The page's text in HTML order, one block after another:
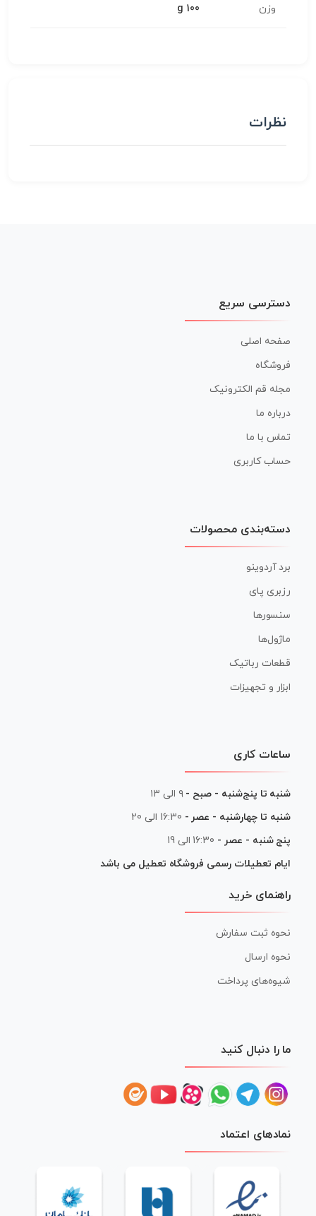
وزن 100 g
نظرات
دسترسی سریع
صفحه اصلی
فروشگاه
مجله قم الکترونیک
درباره ما
تماس با ما
حساب کاربری
دسته‌بندی محصولات
برد آردوینو
رزبری پای
سنسورها
ماژول‌ها
قطعات رباتیک
ابزار و تجهیزات
ساعات کاری
شنبه تا پنج‌شنبه - صبح - ۹ الی ۱۳
شنبه تا چهارشنبه - عصر - 16:30 الی 20
پنج شنبه - عصر - 16:30 الی 19
ایام تعطیلات رسمی فروشگاه تعطیل می باشد
راهنمای خرید
نحوه ثبت سفارش
نحوه ارسال
شیوه‌های پرداخت
ما را دنبال کنید
نمادهای اعتماد